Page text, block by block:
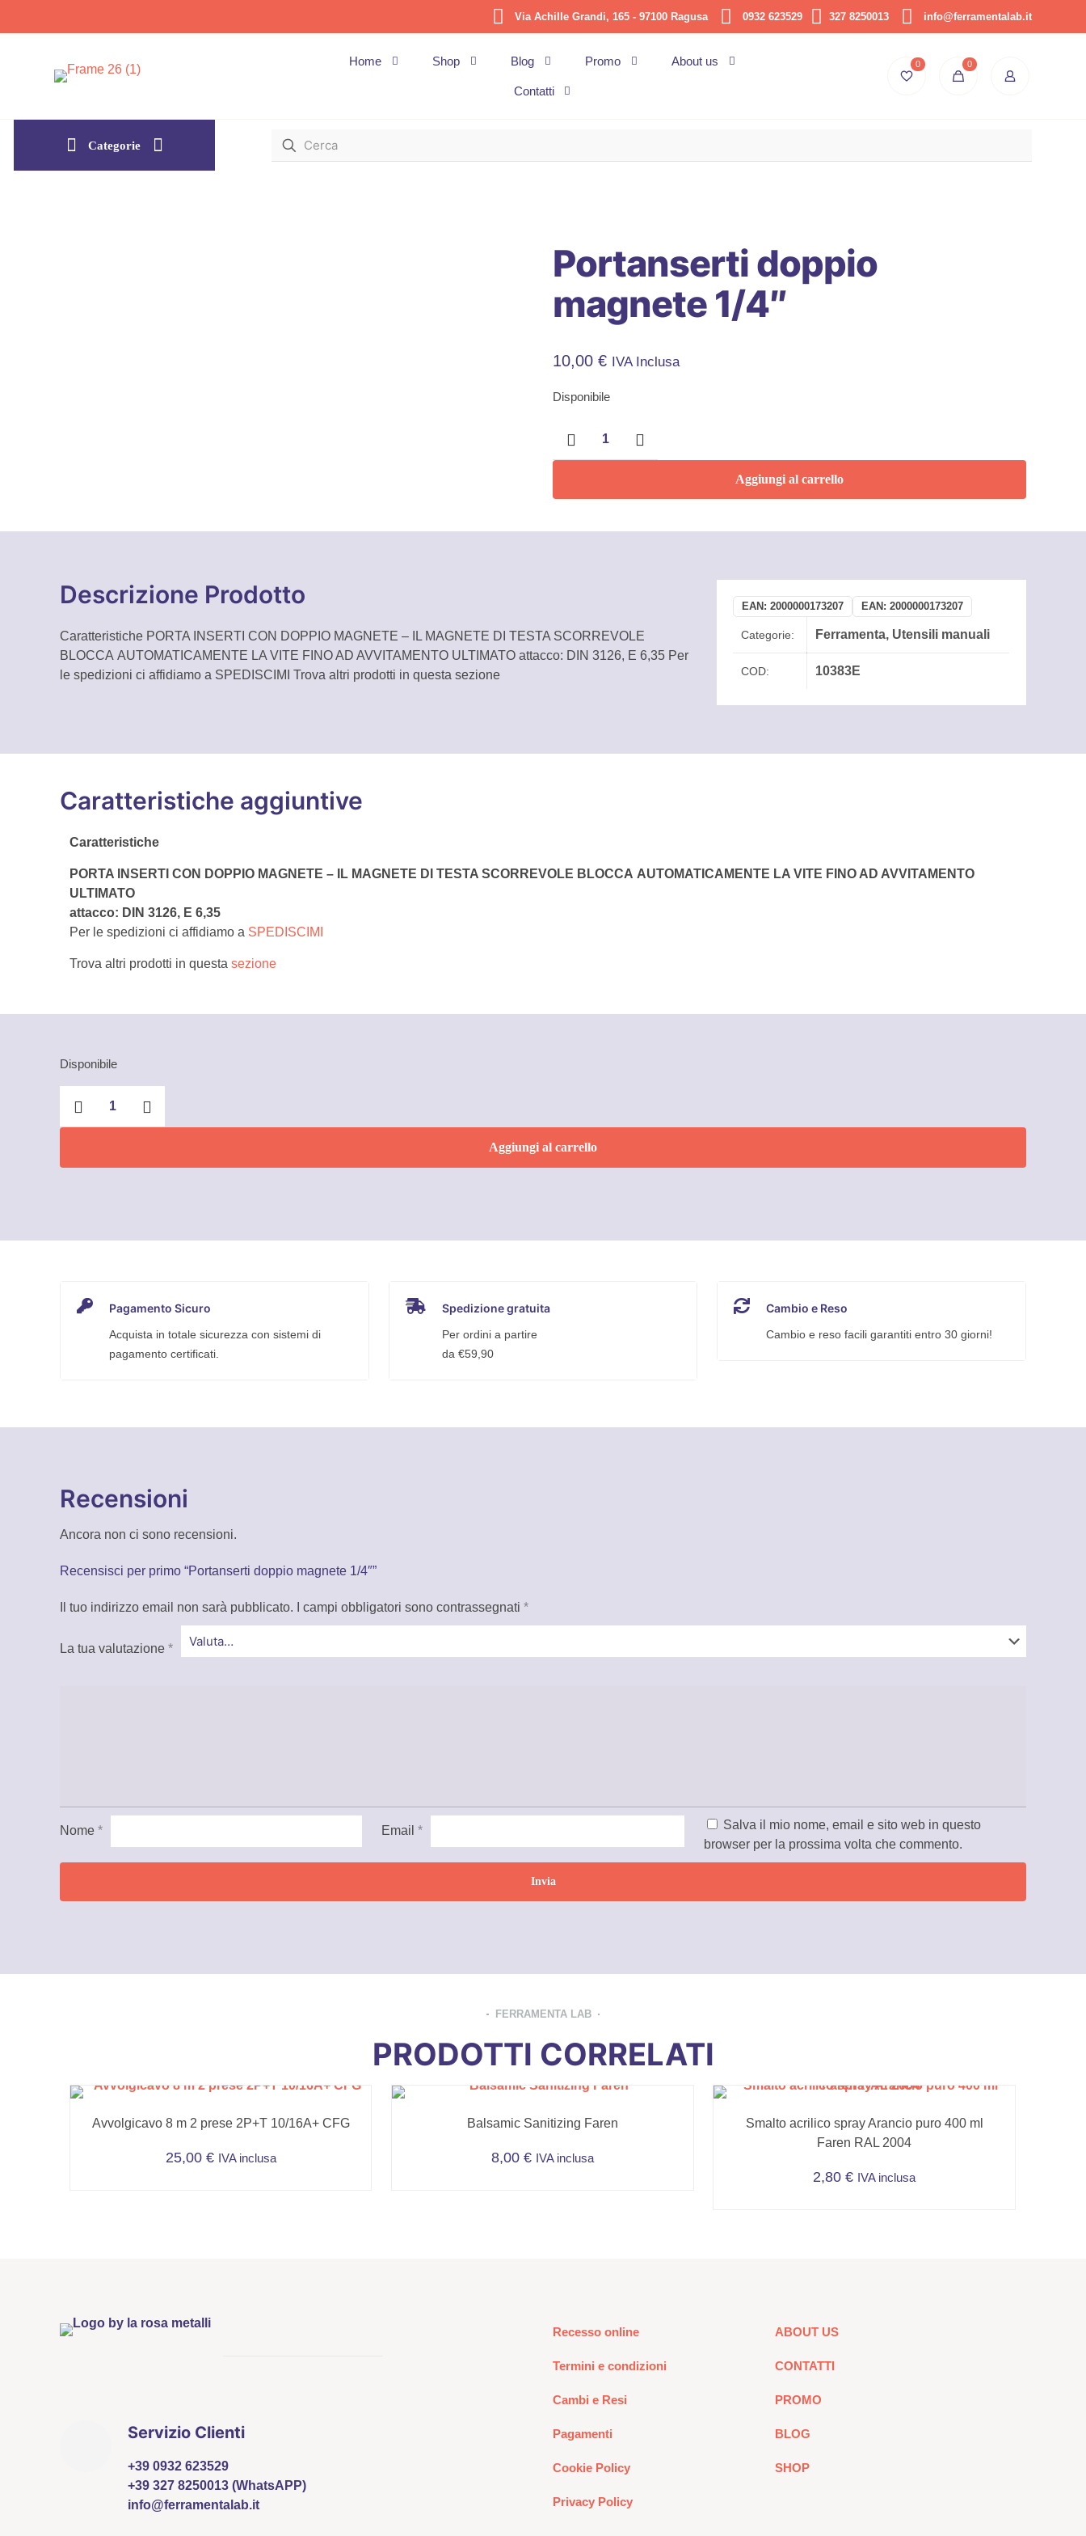
Via Achille Grandi, 165 - 97100 Ragusa 0932 623529 327 8250013 info@ferramentalab.it
Home Shop Blog Promo About us
Contatti
0 0
Categorie
Portanserti doppio
magnete 1/4″
10,00 € IVA Inclusa
Disponibile
doppio
magnete
Aggiungi al carrello
Descrizione Prodotto
Caratteristiche PORTA INSERTI CON DOPPIO MAGNETE – IL MAGNETE DI TESTA SCORREVOLE
BLOCCA AUTOMATICAMENTE LA VITE FINO AD AVVITAMENTO ULTIMATO attacco: DIN 3126, E 6,35 Per
le spedizioni ci affidiamo a SPEDISCIMI Trova altri prodotti in questa sezione
EAN:2000000173207 EAN:2000000173207
Categorie: Ferramenta, Utensili manuali
COD: 10383E
Caratteristiche aggiuntive
Caratteristiche
PORTA INSERTI CON DOPPIO MAGNETE – IL MAGNETE DI TESTA SCORREVOLE BLOCCA AUTOMATICAMENTE LA VITE FINO AD AVVITAMENTO
ULTIMATO
attacco: DIN 3126, E 6,35
Per le spedizioni ci affidiamo a SPEDISCIMI
Trova altri prodotti in questa sezione
Disponibile
doppio
magnete
quantità
Aggiungi al carrello
Pagamento Sicuro
Acquista in totale sicurezza con sistemi di
pagamento certificati.
Spedizione gratuita
Per ordini a partire
da €59,90
Cambio e Reso
Cambio e reso facili garantiti entro 30 giorni!
Recensioni
Ancora non ci sono recensioni.
Recensisci per primo “Portanserti doppio magnete 1/4″”
Il tuo indirizzo email non sarà pubblicato. I campi obbligatori sono contrassegnati *
La tua valutazione *
Nome * Email*
Salva il mio nome, email e sito web in questo
browser per la prossima volta che commento.
FERRAMENTA LAB
PRODOTTI CORRELATI
Avvolgicavo 8 m 2 prese 2P+T 10/16A+ CFG
25,00 € IVA inclusa
Balsamic Sanitizing Faren
8,00 € IVA inclusa
Smalto acrilico spray Arancio puro 400 ml
Faren RAL 2004
2,80€ IVA inclusa
Servizio Clienti
+39 0932 623529
+39 327 8250013 (WhatsAPP)
info@ferramentalab.it
Recesso online
Termini e condizioni
Cambi e Resi
Pagamenti
Cookie Policy
Privacy Policy
ABOUT US
CONTATTI
PROMO
BLOG
SHOP